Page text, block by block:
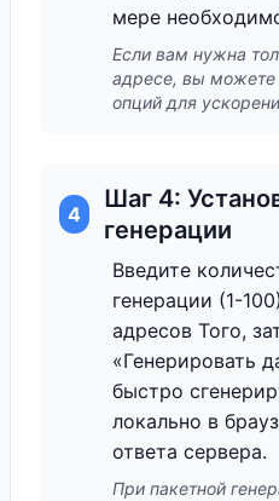
мере
Если вам нужна
адресе, вы можете
опций для
4
Шаг 4:
генерации
Введите
генерации (1-
адресов Того,
«Генерировать
быстро
локально в
ответа сервера.
При пакетной